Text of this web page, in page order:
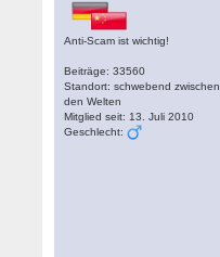
Anti-Scam ist wichtig!
Beiträge: 33560
Standort: schwebend zwischen
den Welten
Mitglied seit: 13. Juli 2010
Geschlecht: